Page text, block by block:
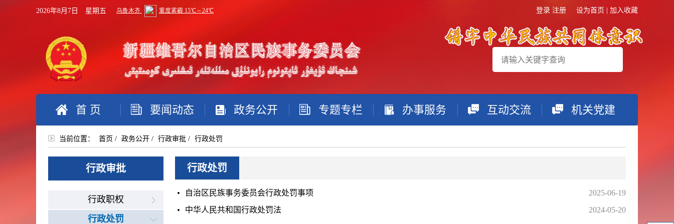
2026年8月7日 星期五 设为首页 加入收藏
登录 注册
搜索
首 页 要闻动态 政务公开 专题专栏 办事服务 互动交流 机关党建
当前位置： 首页 / 政务公开 / 行政审批 / 行政处罚
行政审批
行政职权
行政处罚
行政处罚
自治区民族事务委员会行政处罚事项
2025-06-19
中华人民共和国行政处罚法
2024-05-20